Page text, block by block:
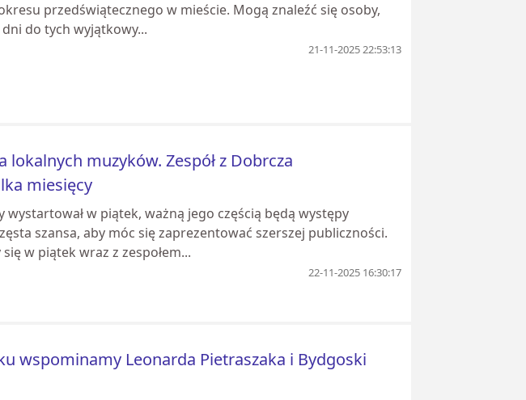
przedświątecznego w mieście. Mogą znaleźć się osoby,
dni do tych wyjątkowy...
21-11-2025 22:53:13
muzyków. Zespół z Dobrcza
miesięcy
w piątek, ważną jego częścią będą występy
szansa, aby móc się zaprezentować szerszej publiczności.
w piątek wraz z zespołem...
22-11-2025 16:30:17
wspominamy Leonarda Pietraszaka i Bydgoski